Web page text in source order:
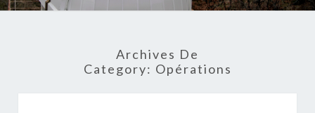
Archives De
Category: Opérations